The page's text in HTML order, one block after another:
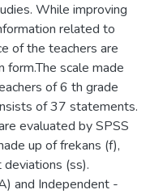
While improving
related to
of the teachers are
form.The scale made
of 6 th grade
of 37 statements.
evaluated by SPSS
up of frekans (f),
(ss).
and Independent -